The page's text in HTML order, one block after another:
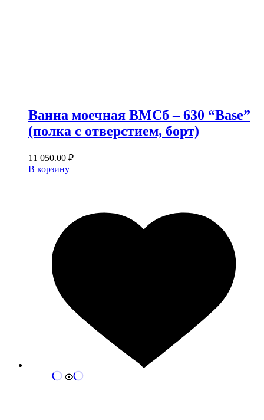
Ванна моечная ВМСб – 630 “Base”
(полка с отверстием, борт)
11 050.00 ₽
В корзину